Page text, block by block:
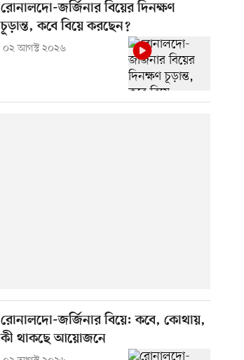
রোনালদো-জর্জিনার বিয়ের দিনক্ষণ
চূড়ান্ত, কবে বিয়ে করছেন?
০২ আগস্ট ২০২৬
রোনালদো-জর্জিনার বিয়ে: কবে, কোথায়,
কী থাকছে আয়োজনে